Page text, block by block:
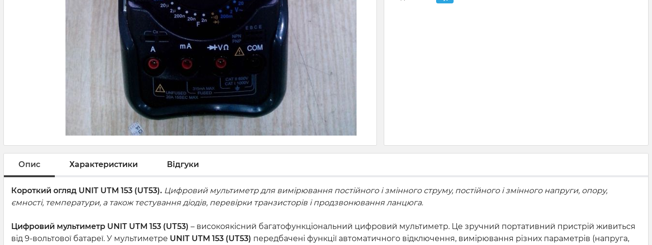
Опис Характеристики Відгуки
Короткий огляд UNIT UTM 153 (UT53). Цифровий мультиметр для вимірювання постійного і змінного струму, постійного і змінного напруги, опору,
ємності, температури, а також тестування діодів, перевірки транзисторів і продзвонювання ланцюга.
Цифровий мультиметр UNIT UTM 153 (UT53) – високоякісний багатофункціональний цифровий мультиметр. Це зручний портативний пристрій живиться
від 9-вольтової батареї. У мультиметре UNIT UTM 153 (UT53) передбачені функції автоматичного відключення, вимірювання різних параметрів (напруга,